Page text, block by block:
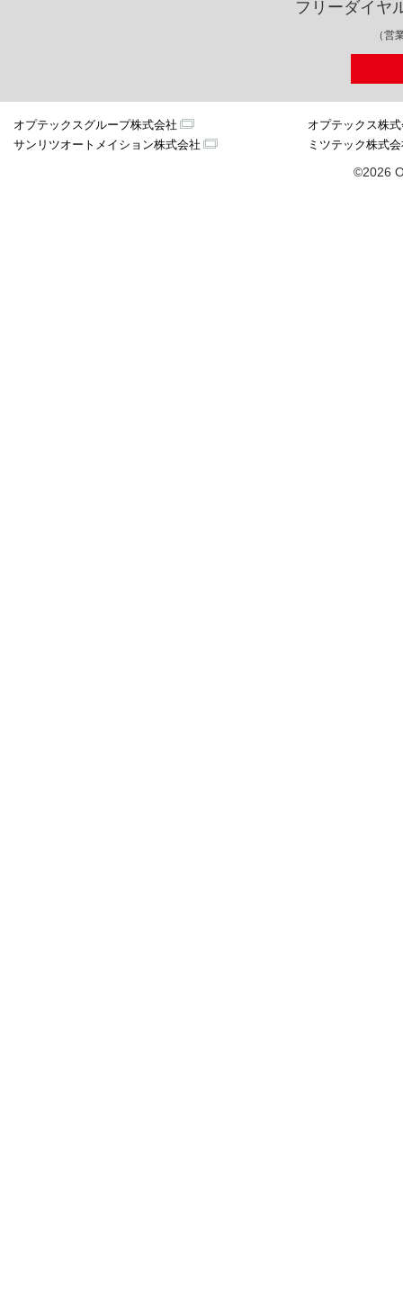
フリーダイヤ
（営
オプテックスグループ株式会社
オプテックス株
サンリツオートメイション株式会社
ミツテック株式
©2026